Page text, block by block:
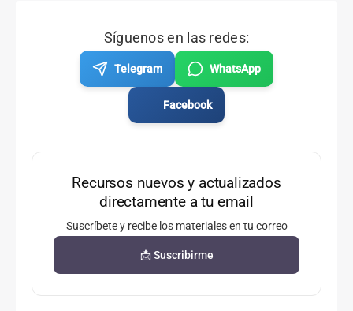
Síguenos en las redes:
Telegram WhatsApp
Facebook
Recursos nuevos y actualizados
directamente a tu email
Suscríbete y recibe los materiales en tu correo
📩 Suscribirme